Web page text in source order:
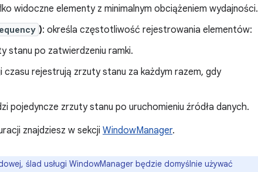
widoczne elementy z minimalnym obciążeniem wydajności.
): określa częstotliwość rejestrowania elementów:
stanu po zatwierdzeniu ramki.
czasu rejestrują zrzuty stanu za każdym razem, gdy
pojedyncze zrzuty stanu po uruchomieniu źródła danych.
znajdziesz w sekcji WindowManager.
ślad usługi WindowManager będzie domyślnie używać